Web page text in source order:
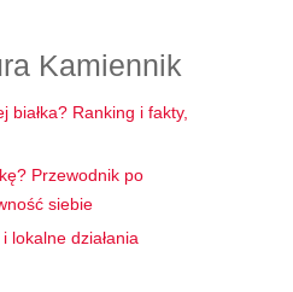
Kamiennik
białka? Ranking i fakty,
Przewodnik po
siebie
lokalne działania